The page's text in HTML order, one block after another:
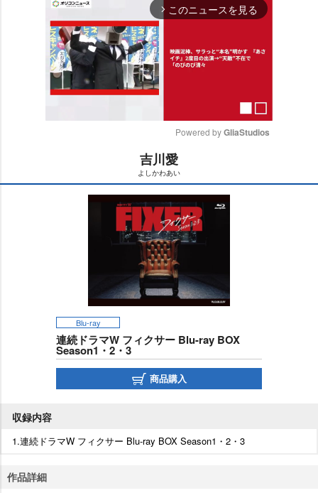
arrow_forward_ios このニュースを見る
t
e
Powered by GliaStudios
吉川愛
よしかわあい
Blu-ray
連続ドラマW フィクサー Blu-ray BOX
Season1・2・3
商品購入
収録内容
1.連続ドラマW フィクサー Blu-ray BOX Season1・2・3
作品詳細